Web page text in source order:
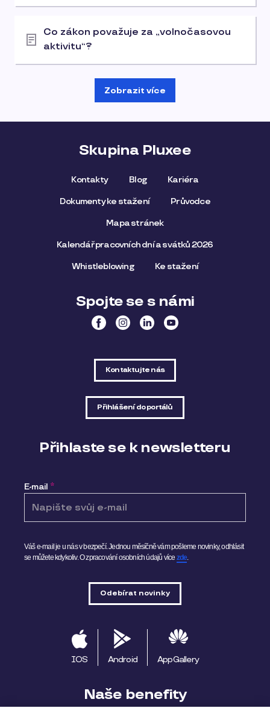
Co zákon považuje za „volnočasovou
aktivitu“?
Zobrazit více
Skupina Pluxee
Kontakty Blog Kariéra
Dokumenty ke stažení Průvodce
Mapa stránek
Kalendář pracovních dní a svátků 2026
Whistleblowing Ke stažení
Spojte se s námi
Kontaktujte nás
Přihlášení do portálů
Přihlaste se k newsletteru
E-mail *
Váš e-mail je u nás v bezpečí. Jednou měsíčně vám pošleme novinky, odhlásit
se můžete kdykoliv.O zpracování osobních údajů více zde.
IOS Android AppGallery
Naše benefity